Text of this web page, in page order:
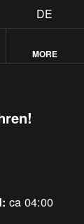
DE
MORE
ca 04:00